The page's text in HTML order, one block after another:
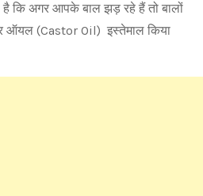
है कि अगर आपके बाल झड़ रहे हैं तो बालों
ऑयल (Castor Oil) इस्तेमाल किया